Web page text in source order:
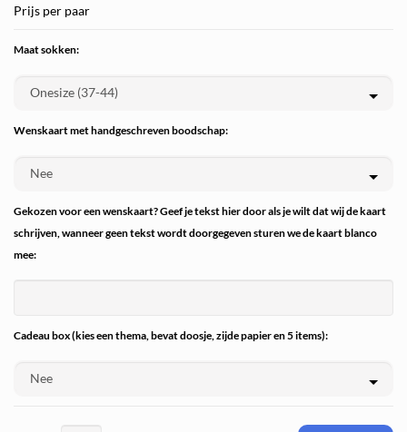
Prijs per paar
Maat sokken:
Wenskaart met handgeschreven boodschap:
Gekozen voor een wenskaart? Geef je tekst hier door als je wilt dat wij de kaart
schrijven, wanneer geen tekst wordt doorgegeven sturen we de kaart blanco
mee:
Cadeau box (kies een thema, bevat doosje, zijde papier en 5 items):